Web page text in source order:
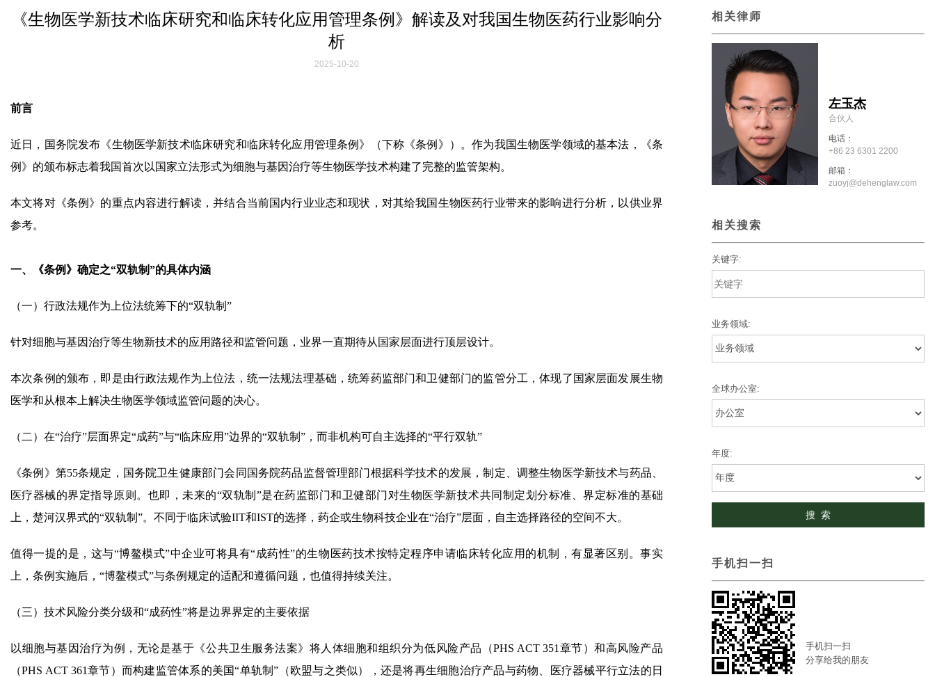
《生物医学新技术临床研究和临床转化应用管理条例》解读及对我国生物医药行业影响分
析
2025-10-20
前言
近日，国务院发布《生物医学新技术临床研究和临床转化应用管理条例》（下称《条例》）。作为我国生物医学领域的基本法，《条
例》的颁布标志着我国首次以国家立法形式为细胞与基因治疗等生物医学技术构建了完整的监管架构。
本文将对《条例》的重点内容进行解读，并结合当前国内行业业态和现状，对其给我国生物医药行业带来的影响进行分析，以供业界
参考。
一、《条例》确定之“双轨制”的具体内涵
（一）行政法规作为上位法统筹下的“双轨制”
针对细胞与基因治疗等生物新技术的应用路径和监管问题，业界一直期待从国家层面进行顶层设计。
本次条例的颁布，即是由行政法规作为上位法，统一法规法理基础，统筹药监部门和卫健部门的监管分工，体现了国家层面发展生物
医学和从根本上解决生物医学领域监管问题的决心。
（二）在“治疗”层面界定“成药”与“临床应用”边界的“双轨制”，而非机构可自主选择的“平行双轨”
《条例》第55条规定，国务院卫生健康部门会同国务院药品监督管理部门根据科学技术的发展，制定、调整生物医学新技术与药品、
医疗器械的界定指导原则。也即，未来的“双轨制”是在药监部门和卫健部门对生物医学新技术共同制定划分标准、界定标准的基础
上，楚河汉界式的“双轨制”。不同于临床试验IIT和IST的选择，药企或生物科技企业在“治疗”层面，自主选择路径的空间不大。
值得一提的是，这与“博鳌模式”中企业可将具有“成药性”的生物医药技术按特定程序申请临床转化应用的机制，有显著区别。事实
上，条例实施后，“博鳌模式”与条例规定的适配和遵循问题，也值得持续关注。
（三）技术风险分类分级和“成药性”将是边界界定的主要依据
以细胞与基因治疗为例，无论是基于《公共卫生服务法案》将人体细胞和组织分为低风险产品（PHS ACT 351章节）和高风险产品
（PHS ACT 361章节）而构建监管体系的美国“单轨制”（欧盟与之类似），还是将再生细胞治疗产品与药物、医疗器械平行立法的日
相关律师
左玉杰
合伙人
电话：
+86 23 6301 2200
邮箱：
zuoyj@dehenglaw.com
相关搜索
关键字:
业务领域:
全球办公室:
年度:
手机扫一扫
手机扫一扫
分享给我的朋友